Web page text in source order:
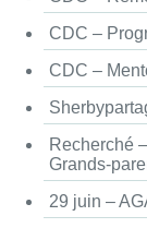
CDC –
CDC –
Recherché
Grands-
29 juin –